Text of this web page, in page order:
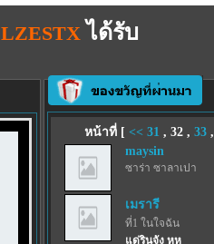
LZESTX ได้รับ
หน้าที่ [ << 31 , 32, 33,
maysin
ซาร่า ซาลาเปา
เมรารี
ที่1 ในใจฉัน
แด่รินจัง หุหุ